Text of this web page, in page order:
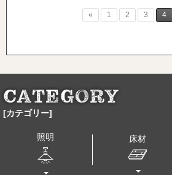
« 1 2 3 4
[カテゴリー]
照明 床材